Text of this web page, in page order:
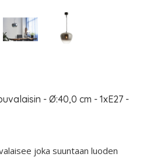
- Ø:40,0 cm - 1xE27 -
joka suuntaan luoden